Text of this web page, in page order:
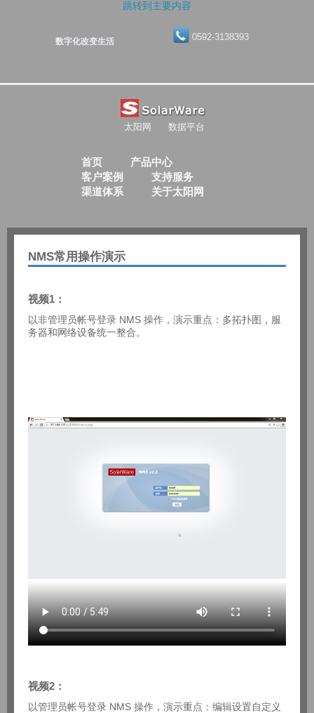
跳转到主要内容
数字化改变生活 0592-3138393
太阳网 数据平台
首页
产品中心
客户案例
支持服务
渠道体系
关于太阳网
NMS常用操作演示
视频1：
以非管理员帐号登录 NMS 操作，演示重点：多拓扑图，服
务器和网络设备统一整合。
视频2：
以管理员帐号登录 NMS 操作，演示重点：编辑设置自定义